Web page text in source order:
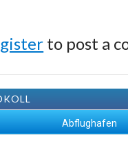
to post a
Abflughafen